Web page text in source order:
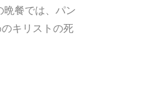
晩餐では、パン
キリストの死